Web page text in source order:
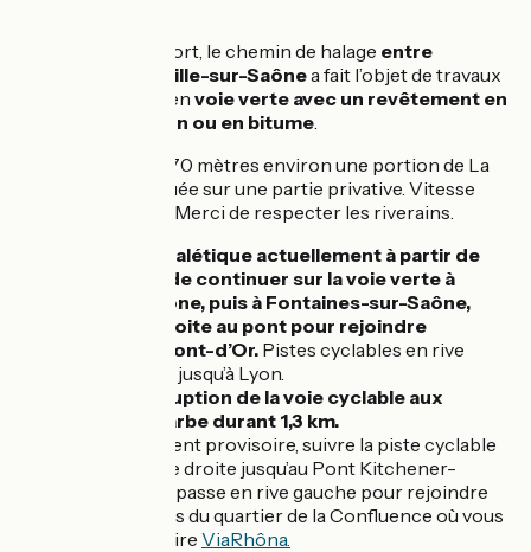
Pour plus de confort, le chemin de halage entre
Trévoux et Neuville-sur-Saônea fait l’objet de travaux
et a été aménagé en voie verte avec un revêtement en
stabilisé, en béton ou en bitume.
, sur 470 mètres environ une portion de La
Voie bleue est située sur une partie privative. Vitesse
limitée à 20 km/h. Merci de respecter les riverains.
Absence de signalétique actuellement à partir de
Neuville, il suffit de continuer sur la voie verte à
Fleurieu-sur-Saône, puis à Fontaines-sur-Saône,
passer en rive droite au pont pour rejoindre
Collonges-au-Mont-d’Or. Pistes cyclables en rive
droite de la Saône jusqu’à Lyon.
Attention, interruption de la voie cyclable aux
abords de l’île Barbe durant 1,3 km.
, jalonnement provisoire, suivre la piste cyclable
en site propre rive droite jusqu’au Pont Kitchener-
Marchand, où l’on passe en rive gauche pour rejoindre
les quais aménagés du quartier de la Confluence où vous
retrouvez l'itinéraire ViaRhôna.